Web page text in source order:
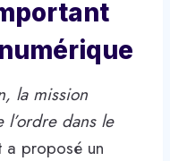
la mission
dans le
a proposé un